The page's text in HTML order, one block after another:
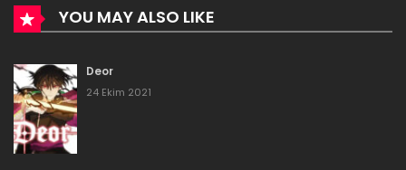
4 Ağustos 2023
21 Temmuz 2023
Bölüm 119
21 Temmuz 2023
YOU MAY ALSO LIKE
Deor
24 Ekim 2021